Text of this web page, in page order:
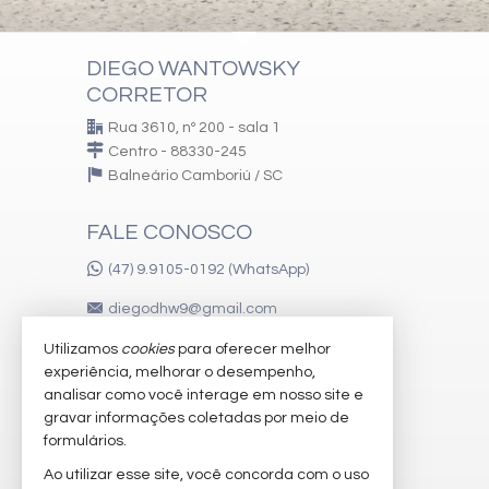
DIEGO WANTOWSKY
CORRETOR
Rua 3610, nº 200 - sala 1
Centro - 88330-245
Balneário Camboriú / SC
FALE CONOSCO
(47) 9.9105-0192 (WhatsApp)
diegodhw9@gmail.com
VEJA MAIS
imóveis favoritos
Utilizamos cookiespara oferecer melhor
experiência, melhorar o desempenho,
analisar como você interage em nosso site e
gravar informações coletadas por meio de
formulários.
Ao utilizar esse site, você concorda com o uso